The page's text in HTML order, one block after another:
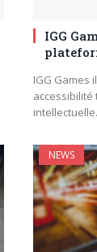
IGG
IGG Games
NEWS